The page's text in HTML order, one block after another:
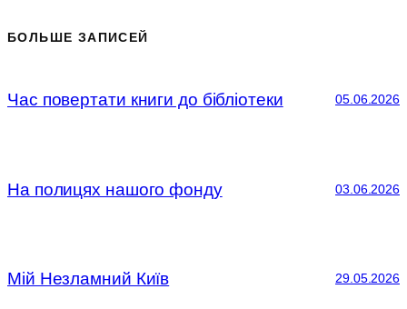
БОЛЬШЕ ЗАПИСЕЙ
Час повертати книги до бібліотеки 05.06.2026
На полицях нашого фонду 03.06.2026
Мій Незламний Київ 29.05.2026